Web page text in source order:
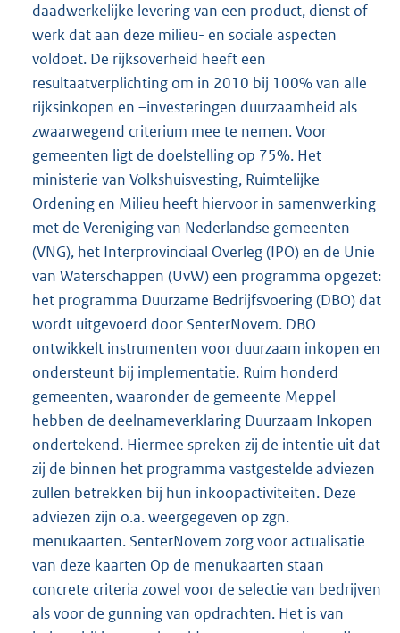
daadwerkelijke levering van een product, dienst of
werk dat aan deze milieu- en sociale aspecten
voldoet. De rijksoverheid heeft een
resultaatverplichting om in 2010 bij 100% van alle
rijksinkopen en –investeringen duurzaamheid als
zwaarwegend criterium mee te nemen. Voor
gemeenten ligt de doelstelling op 75%. Het
ministerie van Volkshuisvesting, Ruimtelijke
Ordening en Milieu heeft hiervoor in samenwerking
met de Vereniging van Nederlandse gemeenten
(VNG), het Interprovinciaal Overleg (IPO) en de Unie
van Waterschappen (UvW) een programma opgezet:
het programma Duurzame Bedrijfsvoering (DBO) dat
wordt uitgevoerd door SenterNovem. DBO
ontwikkelt instrumenten voor duurzaam inkopen en
ondersteunt bij implementatie. Ruim honderd
gemeenten, waaronder de gemeente Meppel
hebben de deelnameverklaring Duurzaam Inkopen
ondertekend. Hiermee spreken zij de intentie uit dat
zij de binnen het programma vastgestelde adviezen
zullen betrekken bij hun inkoopactiviteiten. Deze
adviezen zijn o.a. weergegeven op zgn.
menukaarten. SenterNovem zorg voor actualisatie
van deze kaarten Op de menukaarten staan
concrete criteria zowel voor de selectie van bedrijven
als voor de gunning van opdrachten. Het is van